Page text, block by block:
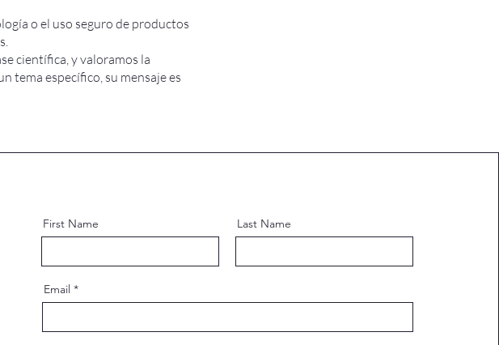
o el uso seguro de productos
científica, y valoramos la
tema específico, su mensaje es
First Name Last Name
Email